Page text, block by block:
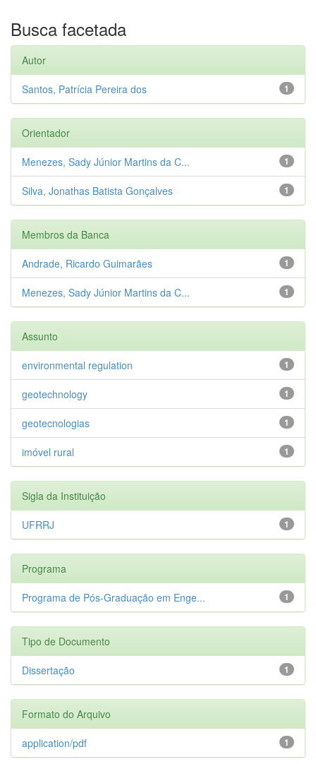
Busca facetada
Autor
1
Santos, Patrícia Pereira dos
Orientador
1
Menezes, Sady Júnior Martins da C...
1
Silva, Jonathas Batista Gonçalves
Membros da Banca
1
Andrade, Ricardo Guimarães
1
Menezes, Sady Júnior Martins da C...
Assunto
1
environmental regulation
1
geotechnology
1
geotecnologias
1
imóvel rural
Sigla da Instituição
1
UFRRJ
Programa
1
Programa de Pós-Graduação em Enge...
Tipo de Documento
1
Dissertação
Formato do Arquivo
1
application/pdf